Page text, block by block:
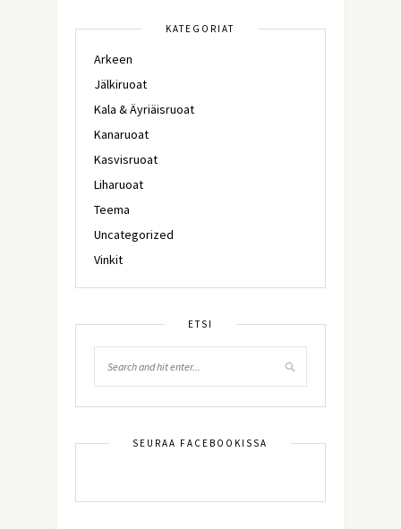
KATEGORIAT
Arkeen
Jälkiruoat
Kala & Äyriäisruoat
Kanaruoat
Kasvisruoat
Liharuoat
Teema
Uncategorized
Vinkit
ETSI
SEURAA FACEBOOKISSA